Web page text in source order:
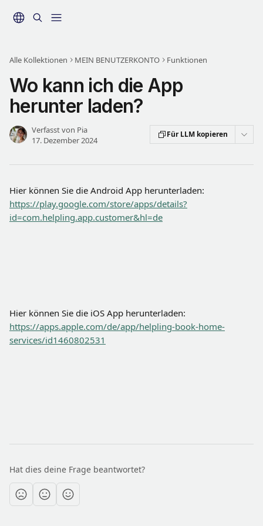
Alle Kollektionen MEIN BENUTZERKONTO Funktionen
Wo kann ich die App
herunter laden?
Verfasst von Pia
17. Dezember 2024
Für LLM kopieren
Hier können Sie die Android App herunterladen:
https://play.google.com/store/apps/details?
id=com.helpling.app.customer&hl=de
Hier können Sie die iOS App herunterladen:
https://apps.apple.com/de/app/helpling-book-home-
services/id1460802531
Hat dies deine Frage beantwortet?